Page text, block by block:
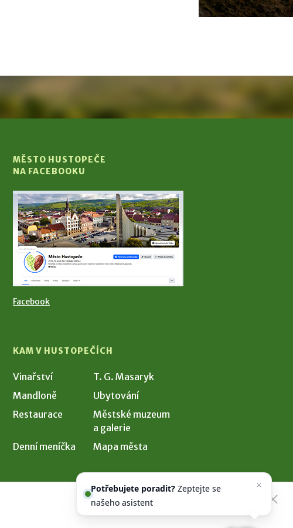
MĚSTO HUSTOPEČE
NA FACEBOOKU
Facebook
KAM V HUSTOPEČÍCH
Vinařství
T. G. Masaryk
Mandloně
Ubytování
Restaurace
Městské muzeum
a galerie
Denní meníčka
Mapa města
Potřebujete poradit?Zeptejte se
našeho asistenta